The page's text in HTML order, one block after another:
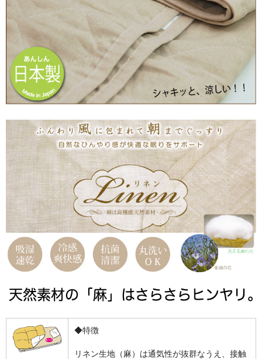
◆特徴
リネン生地（麻）は通気性が抜群なうえ、接触